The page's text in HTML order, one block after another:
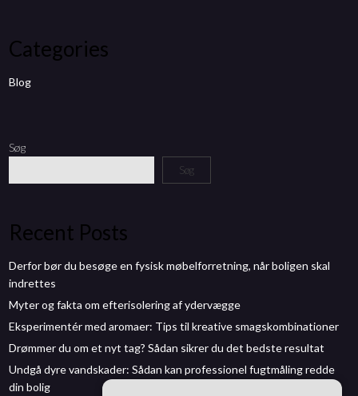
Categories
Blog
Søg
Søg
Recent Posts
Derfor bør du besøge en fysisk møbelforretning, når boligen skal
indrettes
Myter og fakta om efterisolering af ydervægge
Eksperimentér med aromaer: Tips til kreative smagskombinationer
Drømmer du om et nyt tag? Sådan sikrer du det bedste resultat
Undgå dyre vandskader: Sådan kan professionel fugtmåling redde
din bolig